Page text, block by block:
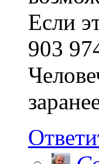
Если
903